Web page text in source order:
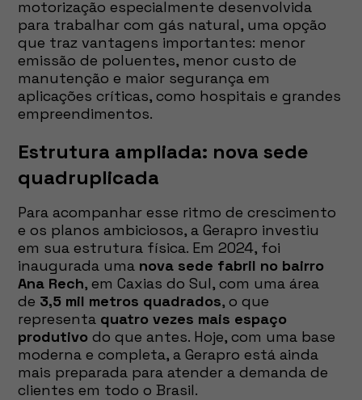
motorização especialmente desenvolvida
para trabalhar com gás natural, uma opção
que traz vantagens importantes: menor
emissão de poluentes, menor custo de
manutenção e maior segurança em
aplicações críticas, como hospitais e grandes
empreendimentos.
Estrutura ampliada: nova sede
quadruplicada
Para acompanhar esse ritmo de crescimento
e os planos ambiciosos, a Gerapro investiu
em sua estrutura física. Em 2024, foi
inaugurada uma nova sede fabril no bairro
Ana Rech, em Caxias do Sul, com uma área
de 3,5 mil metros quadrados, o que
representa quatro vezes mais espaço
produtivo do que antes. Hoje, com uma base
moderna e completa, a Gerapro está ainda
mais preparada para atender a demanda de
clientes em todo o Brasil.